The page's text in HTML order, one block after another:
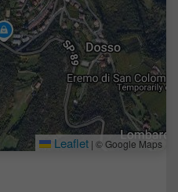
Leaflet | © Google Maps